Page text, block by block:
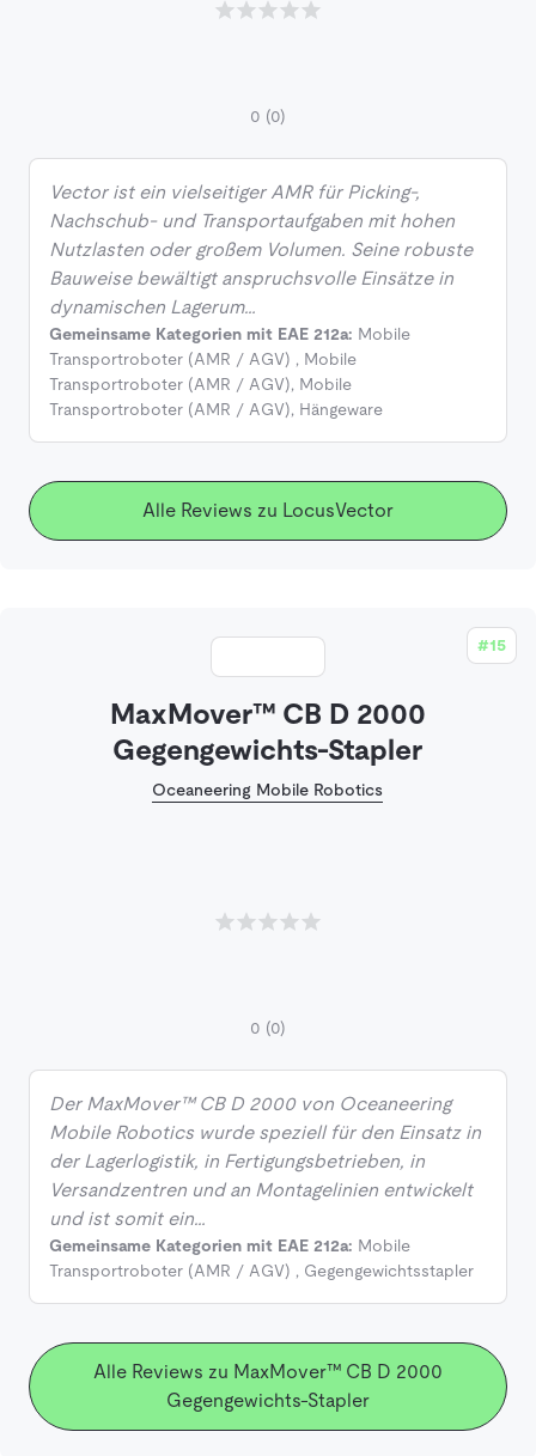
0 (0)
Vector ist ein vielseitiger AMR für Picking-,
Nachschub- und Transportaufgaben mit hohen
Nutzlasten oder großem Volumen. Seine robuste
Bauweise bewältigt anspruchsvolle Einsätze in
dynamischen Lagerum…
Gemeinsame Kategorien mit EAE 212a: Mobile
Transportroboter (AMR / AGV) , Mobile
Transportroboter (AMR / AGV), Mobile
Transportroboter (AMR / AGV), Hängeware
Alle Reviews zu LocusVector
#15
MaxMover™ CB D 2000
Gegengewichts-Stapler
Oceaneering Mobile Robotics
0 (0)
Der MaxMover™ CB D 2000 von Oceaneering
Mobile Robotics wurde speziell für den Einsatz in
der Lagerlogistik, in Fertigungsbetrieben, in
Versandzentren und an Montagelinien entwickelt
und ist somit ein…
Gemeinsame Kategorien mit EAE 212a: Mobile
Transportroboter (AMR / AGV) , Gegengewichtsstapler
Alle Reviews zu MaxMover™ CB D 2000
Gegengewichts-Stapler